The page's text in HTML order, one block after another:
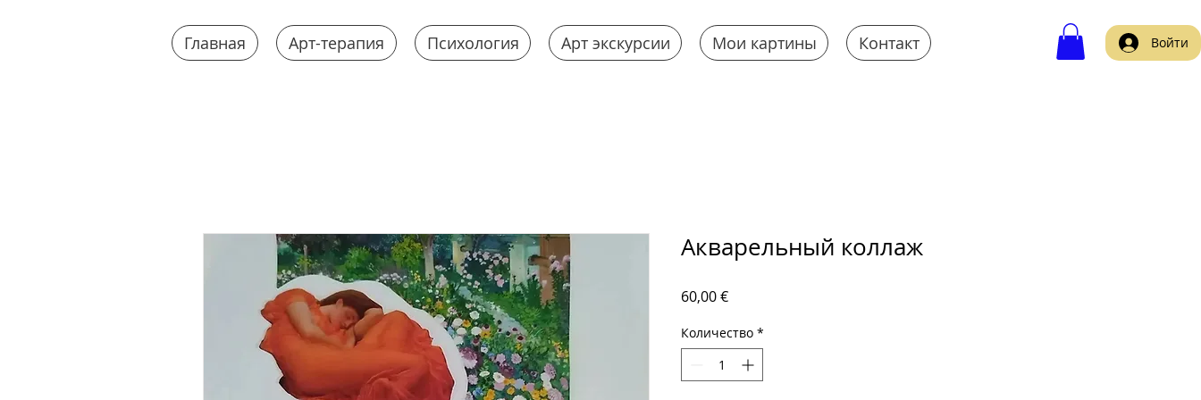
Главная Арт-терапия Психология Арт экскурсии Мои картины Контакт Войти
Акварельный коллаж
60,00 €Цена
Количество *